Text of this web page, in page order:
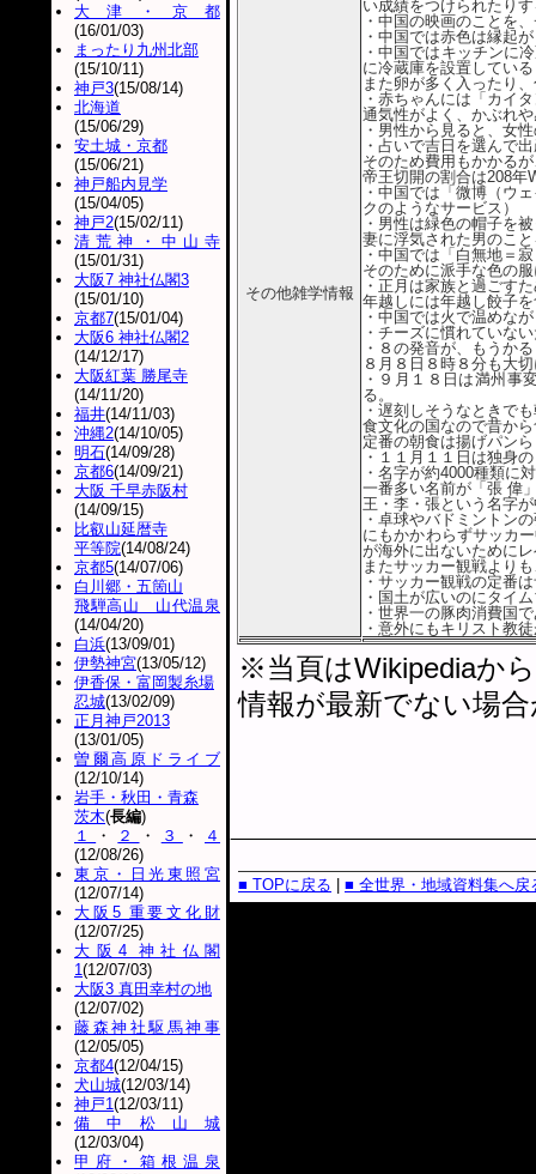
その他雑学情報
い成績をつけられたり
・中国の映画のことを
・中国では赤色は縁起
・中国ではキッチンに
に冷蔵庫を設置してい
また卵が多く入ったり
・赤ちゃんには「カイ
通気性がよく、かぶれ
・男性から見ると、女
・占いで吉日を選んで
そのため費用もかかる
帝王切開の割合は208年
・中国では「微博（ウ
クのようなサービス）
・男性は緑色の帽子を
妻に浮気された男のこ
・中国では「白無地＝
そのために派手な色の
・正月は家族と過ごす
年越しには年越し餃子
・中国では火で温めな
・チーズに慣れていな
・８の発音が、もうか
８月８日８時８分も大
・９月１８日は満州事
る。
・遅刻しそうなときで
食文化の国なので昔か
定番の朝食は揚げパン
・１１月１１日は独身
・名字が約4000種類に
一番多い名前が「張 偉
王・李・張という名字
・卓球やバドミントン
にもかかわらずサッカ
が海外に出ないために
またサッカー観戦より
・サッカー観戦の定番
・国土が広いのにタイ
・世界一の豚肉消費国
・意外にもキリスト教
※当頁はWikipediaか
情報が最新でない場
■ TOPに戻る ■ 全世界・地域資料集へ戻
大津・京都
(16/01/03)
まったり九州北部
(15/10/11)
神戸3(15/08/14)
北海道
(15/06/29)
安土城・京都
(15/06/21)
神戸船内見学
(15/04/05)
神戸2(15/02/11)
清荒神・中山寺
(15/01/31)
大阪7 神社仏閣3
(15/01/10)
京都7(15/01/04)
大阪6 神社仏閣2
(14/12/17)
大阪紅葉 勝尾寺
(14/11/20)
福井(14/11/03)
沖縄2(14/10/05)
明石(14/09/28)
京都6(14/09/21)
大阪 千早赤阪村
(14/09/15)
比叡山延暦寺
平等院(14/08/24)
京都5(14/07/06)
白川郷・五箇山
飛騨高山 山代温泉
(14/04/20)
白浜(13/09/01)
伊勢神宮(13/05/12)
伊香保・富岡製糸場
忍城(13/02/09)
正月神戸2013
(13/01/05)
曽爾高原ドライブ
(12/10/14)
岩手・秋田・青森
茨木(長編)
１
・ ２ ・ ３ ・
４
(12/08/26)
東京・日光東照宮
(12/07/14)
大阪5 重要文化財
(12/07/25)
大阪4 神社仏閣
1(12/07/03)
大阪3 真田幸村の地
(12/07/02)
藤森神社駆馬神事
(12/05/05)
京都4(12/04/15)
犬山城(12/03/14)
神戸1(12/03/11)
備中松山城
(12/03/04)
甲府・箱根温泉